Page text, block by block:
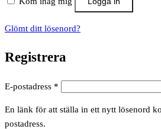
Glömt ditt lösenord?
Registrera
E-postadress *
En länk för att ställa in ett nytt lösenord
postadress.